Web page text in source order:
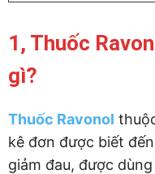
1, Thuốc
gì?
Thuốc Ravonol
kê đơn được biết
giảm đau, được